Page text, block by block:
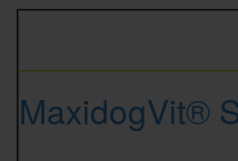
MaxidogVit®